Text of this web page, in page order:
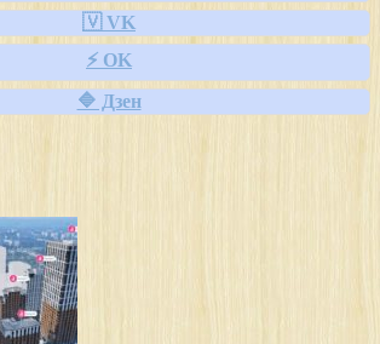
🇻 VK
⚡ OK
🔷 Дзен